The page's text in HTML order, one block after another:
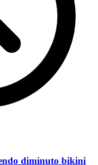
diminuto bikini